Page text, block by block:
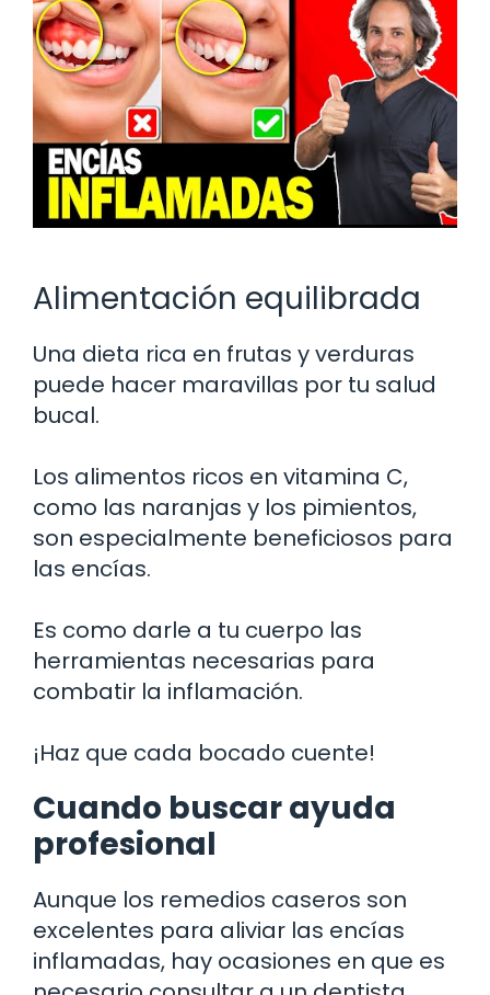
Alimentación equilibrada
Una dieta rica en frutas y verduras
puede hacer maravillas por tu salud
bucal.
Los alimentos ricos en vitamina C,
como las naranjas y los pimientos,
son especialmente beneficiosos para
las encías.
Es como darle a tu cuerpo las
herramientas necesarias para
combatir la inflamación.
¡Haz que cada bocado cuente!
Cuando buscar ayuda
profesional
Aunque los remedios caseros son
excelentes para aliviar las encías
inflamadas, hay ocasiones en que es